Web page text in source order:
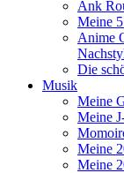
Ank
Meine
Anime
Die
Musik
Meine
Meine
Meine
Meine